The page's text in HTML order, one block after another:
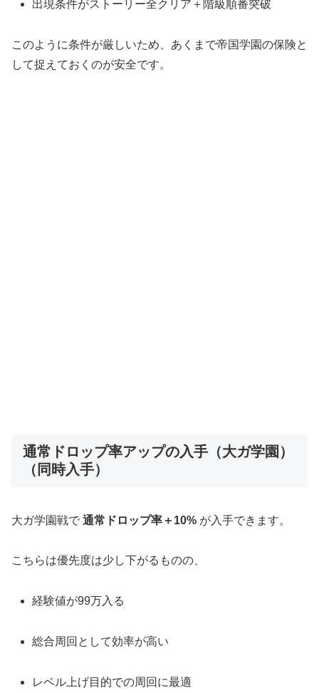
出現条件がストーリー全クリア＋階級順番突破
このように条件が厳しいため、あくまで帝国学園の保険と
して捉えておくのが安全です。
通常ドロップ率アップの入手（大ガ学園）
（同時入手）
大ガ学園戦で 通常ドロップ率＋10% が入手できます。
こちらは優先度は少し下がるものの、
経験値が99万入る
総合周回として効率が高い
レベル上げ目的での周回に最適